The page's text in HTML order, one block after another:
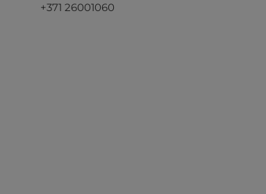
+371 26001060